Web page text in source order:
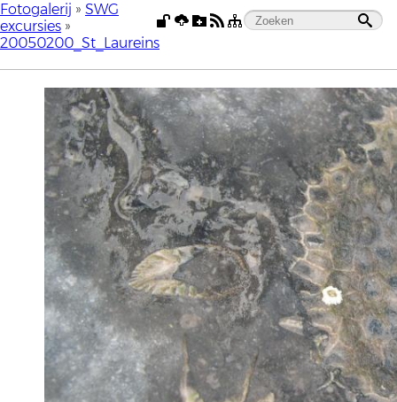
Fotogalerij » SWG
excursies »
20050200_St_Laureins